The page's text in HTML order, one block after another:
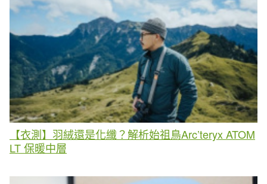
【衣測】羽絨還是化纖？解析始祖鳥Arc’teryx ATOM
LT 保暖中層